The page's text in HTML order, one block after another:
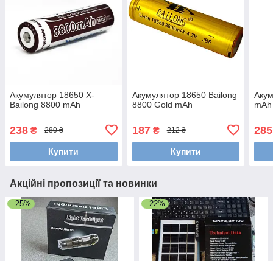
Акумулятор 18650 X-
Bailong 8800 mAh
238 ₴ 280 ₴
Купити
Акумулятор 18650 Bailong
8800 Gold mAh
187₴ 212 ₴
Купити
285
Акційні пропозиції та новинки
–25% –22%